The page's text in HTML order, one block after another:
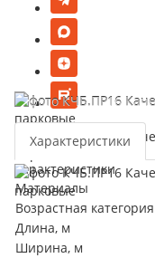
Характеристики
Характеристики
Материалы
Возрастная категория
Длина, м
Ширина, м